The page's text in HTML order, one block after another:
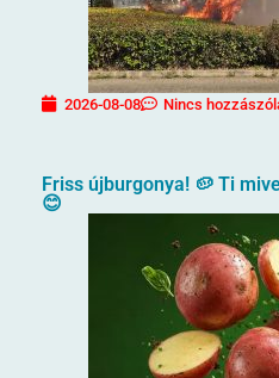
2026-08-08 Nincs
Friss újburgonya! 🥔 Ti
😊